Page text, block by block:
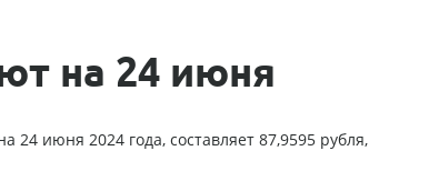
на 24 июня
июня 2024 года, составляет 87,9595 рубля,